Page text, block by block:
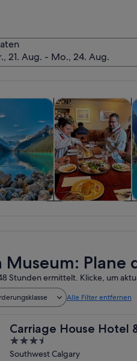
Eine Straße mit einem Berg im
21. Aug. - Mo., 24. Aug.
Tab geöffnet
Wird in einem neuen Tab
& individuelle TourenWird in
Geschichte & Kultur
Plane
Stunden ermittelt. Klicke, um
Alle Filter entfernen
Carriage House Hotel
3.5
out
Southwest Calgary